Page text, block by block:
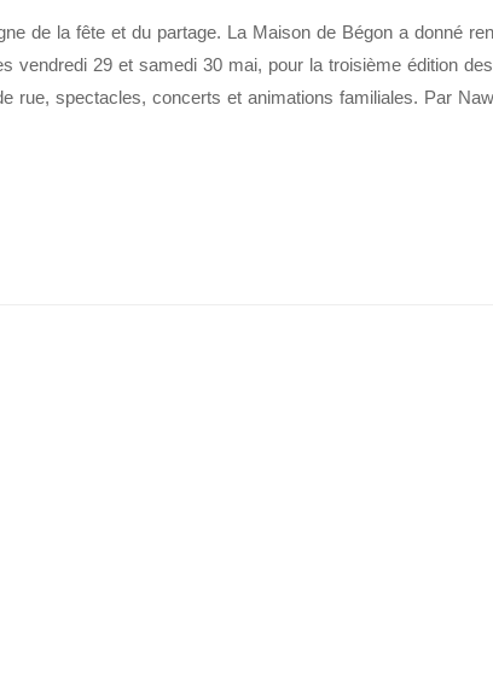
de la fête et du partage. La Maison de Bégon a donné
vendredi 29 et samedi 30 mai, pour la troisième édition
rue, spectacles, concerts et animations familiales. Par